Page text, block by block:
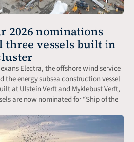
2026 nominations
three vessels built in
Electra, the offshore wind service
the energy subsea construction vessel
at Ulstein Verft and Myklebust Verft,
are now nominated for “Ship of the